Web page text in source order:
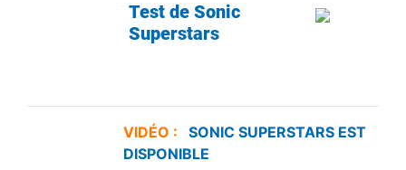
Test de Sonic
Superstars
VIDÉO :
SONIC SUPERSTARS EST
DISPONIBLE